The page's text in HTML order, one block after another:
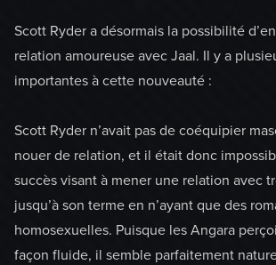
Scott Ryder a désormais la possibilité
relation amoureuse avec Jaal. Il y a
importantes à cette nouveauté :
Scott Ryder n’avait pas de coéquipier
nouer de relation, et il était donc
succès visant à mener une relation avec
jusqu’à son terme en n’ayant que des
homosexuelles. Puisque les Angara
façon fluide, il semble parfaitement